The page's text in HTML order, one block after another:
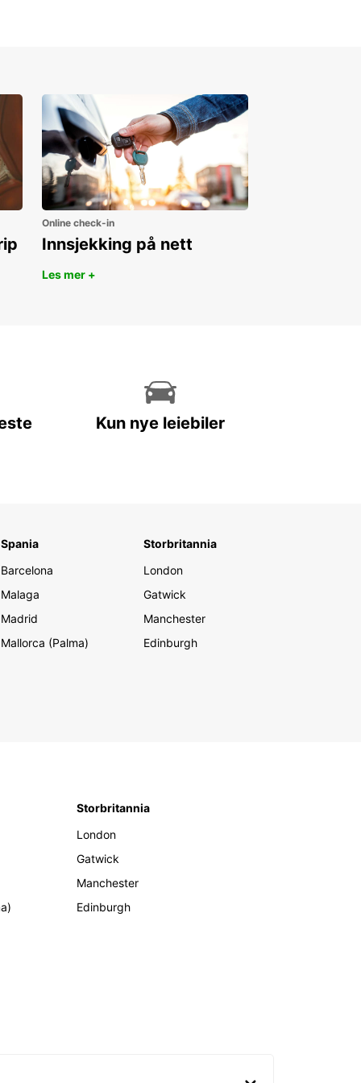
Online check-in
Innsjekking på nett
Les mer +
Kun nye leiebiler
Spania
Barcelona
Malaga
Madrid
Mallorca (Palma)
Storbritannia
London
Gatwick
Manchester
Edinburgh
Storbritannia
London
Gatwick
Manchester
Edinburgh